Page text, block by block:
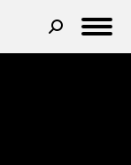
Recherche
: